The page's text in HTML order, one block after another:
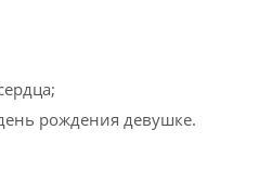
рождения девушке.